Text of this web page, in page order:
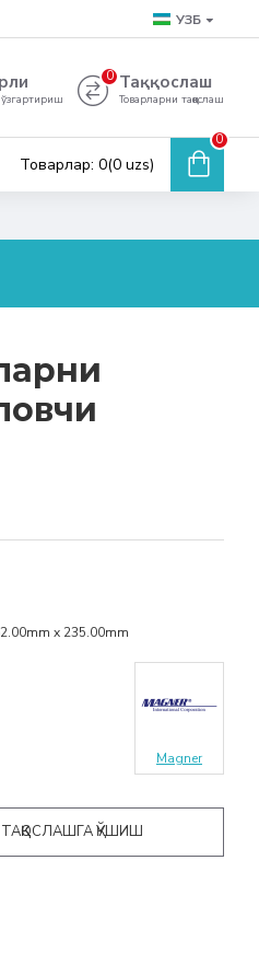
УЗБ
Таққослаш
Товарларни таққослаш
0
Товарлар: 0(0 uzs)
0
x 235.00mm
Magner
ТАҚҚОСЛАШГА ҚЎШИШ